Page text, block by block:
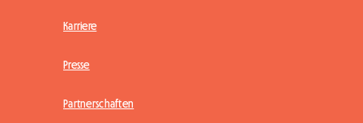
Karriere
Presse
Partnerschaften